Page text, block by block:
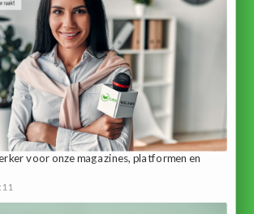
voor onze magazines, platformen en